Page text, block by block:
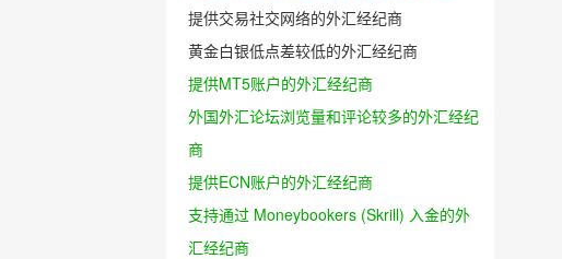
提供交易社交网络的外汇经纪商
黄金白银低点差较低的外汇经纪商
提供MT5账户的外汇经纪商
外国外汇论坛浏览量和评论较多的外汇经纪
商
提供ECN账户的外汇经纪商
支持通过 Moneybookers (Skrill) 入金的外
汇经纪商